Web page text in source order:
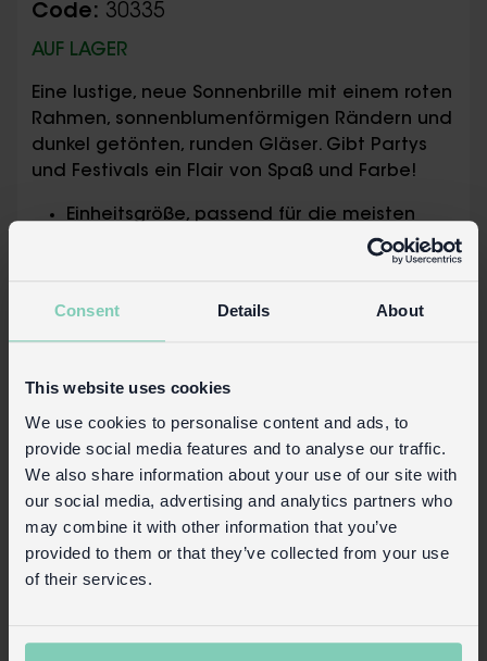
Consent Details About
This website uses cookies
We use cookies to personalise content and ads, to
provide social media features and to analyse our traffic.
We also share information about your use of our site with
our social media, advertising and analytics partners who
may combine it with other information that you’ve
provided to them or that they’ve collected from your use
of their services.
Code: 30335
AUF LAGER
Eine lustige, neue Sonnenbrille mit einem roten
Rahmen, sonnenblumenförmigen Rändern und
dunkel getönten, runden Gläser. Gibt Partys
und Festivals ein Flair von Spaß und Farbe!
Einheitsgröße, passend für die meisten
Karte mit Euro-Hakenschlitz.
BS EN ISO 12312-1:2013 Verordnung (EU)
2016/425. REACH.
Schauen Sie niemals direkt in die Sonne.
Sicherheit und Pflege
Produktinformationen